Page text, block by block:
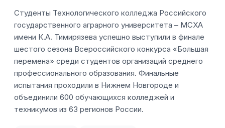
Студенты Технологического колледжа Российского
государственного аграрного университета – МСХА
имени К.А. Тимирязева успешно выступили в финале
шестого сезона Всероссийского конкурса «Большая
перемена» среди студентов организаций среднего
профессионального образования. Финальные
испытания проходили в Нижнем Новгороде и
объединили 600 обучающихся колледжей и
техникумов из 63 регионов России.